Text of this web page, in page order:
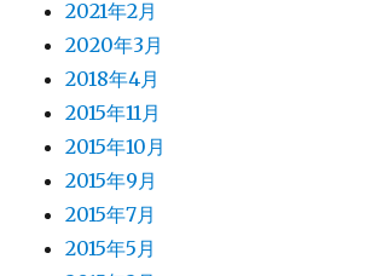
2021年2月
2020年3月
2018年4月
2015年11月
2015年10月
2015年9月
2015年7月
2015年5月